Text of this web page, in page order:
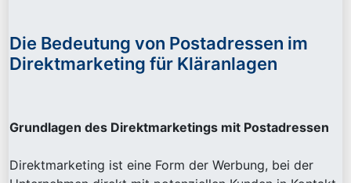
Die Bedeutung von Postadressen im
Direktmarketing für Kläranlagen
Grundlagen des Direktmarketings mit Postadressen
Direktmarketing ist eine Form der Werbung, bei der